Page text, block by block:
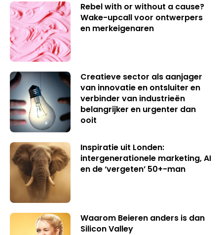
Rebel with or without a cause?
Wake-upcall voor ontwerpers
en merkeigenaren
Creatieve sector als aanjager
van innovatie en ontsluiter en
verbinder van industrieën
belangrijker en urgenter dan
ooit
Inspiratie uit Londen:
intergenerationele marketing, AI
en de ‘vergeten’ 50+-man
Waarom Beieren anders is dan
Silicon Valley